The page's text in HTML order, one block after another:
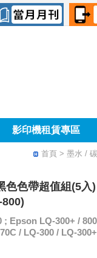
影印機租賃專區
首頁 > 墨水 /
色色帶超值組(5
Epson LQ-300+ /
/ LQ-300 / LQ-